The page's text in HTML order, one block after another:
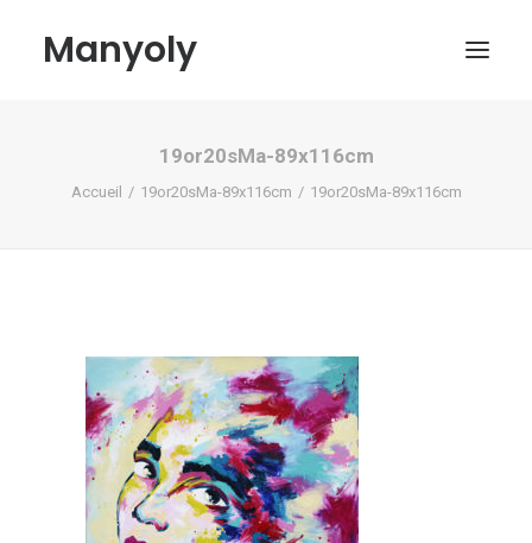
Manyoly
Contact
Mon compte
19or20sMa-89x116cm
Accueil 19or20sMa-89x116cm 19or20sMa-89x116cm